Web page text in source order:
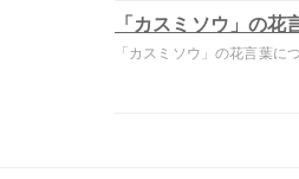
「カスミソウ」の花
「カスミソウ」の花言葉に